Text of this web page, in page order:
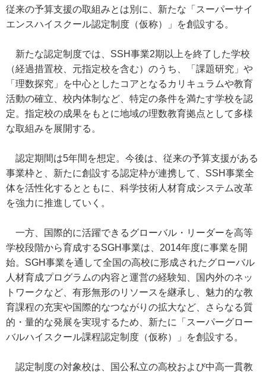
従来の予算支援の取組みとは別に、新たな「スーパーサイ
エンスハイスクール認定制度（仮称）」を創設する。
新たな認定制度では、SSH事業2期以上を終了した学校
（経過措置校、元指定校を含む）のうち、「課題研究」や
「理数探究」を中心としたコアとなるカリキュラムや教育
活動の確立、校内体制など、特定の条件を満たす学校を認
定。指定校の成果をもとに地域の理数教育拠点として多様
な取組みを展開する。
認定期間は5年間を想定。今後は、従来の予算支援がある
事業枠と、新たに創設する認定枠が連携して、SSH事業全
体を活性化するとともに、科学技術人材育成システム改革
を強力に推進していく。
一方、国際的に活躍できるグローバル・リーダーを高等
学校段階から育成するSGH事業は、2014年度に事業を開
始。SGH事業を通して全国の高校に形成されたグローバル
人材育成プログラムの内容と運営の経験知、国内外のネッ
トワークなど、有形無形のリソースを継承し、魅力的な教
育課程の充実や国際的なつながりの拡大など、さらなる質
的・量的な発展を実現するため、新たに「スーパーグロー
バルハイスクール課程認定制度（仮称）」を創設する。
認定制度の対象校は、国公私立の高校および中高一貫教